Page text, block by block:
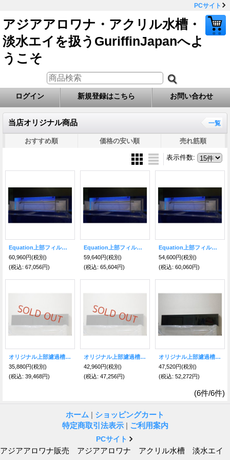
PCサイト
アジアアロワナ・アクリル水槽・
淡水エイを扱うGuriffinJapanへよ
うこそ
ログイン 新規登録はこちら お問い合わせ
当店オリジナル商品 一覧
おすすめ順 価格の安い順 売れ筋順
表示件数:
Equation上部フィルター
60,960円(税別)
(税込: 67,056円)
Equation上部フィルター
59,640円(税別)
(税込: 65,604円)
Equation上部フィルター
54,600円(税別)
(税込: 60,060円)
オリジナル上部濾過槽 1200水槽用
35,880円(税別)
(税込: 39,468円)
オリジナル上部濾過槽 1500水槽用
42,960円(税別)
(税込: 47,256円)
オリジナル上部濾過槽 1800水槽用
47,520円(税別)
(税込: 52,272円)
(6件/6件)
ホーム | ショッピングカート
特定商取引法表示 | ご利用案内
PCサイト
アジアアロワナ販売 アジアアロワナ アクリル水槽 淡水エイ